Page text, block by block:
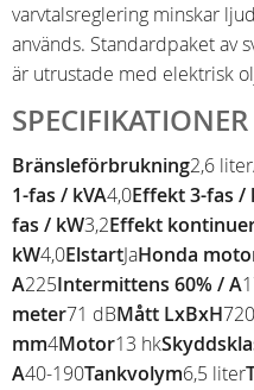
varvtalsreglering minskar
används. Standardpaket av
är utrustade med elektrisk
SPECIFIKATIONER
Bränsleförbrukning2,6
1-fas / kVA4,0Effekt 3-fas /
fas / kW3,2Effekt
kW4,0ElstartJaHonda
A225Intermittens 60% / A
meter71 dBMått LxBxH
mm4Motor13 hk
A40-190Tankvolym6,5 liter